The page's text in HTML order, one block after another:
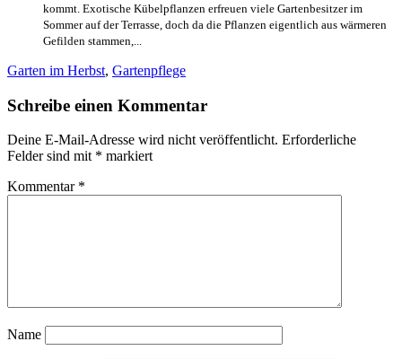
kommt. Exotische Kübelpflanzen erfreuen viele Gartenbesitzer im
Sommer auf der Terrasse, doch da die Pflanzen eigentlich aus wärmeren
Gefilden stammen,...
Garten im Herbst, Gartenpflege
Schreibe einen Kommentar
Deine E-Mail-Adresse wird nicht veröffentlicht. Erforderliche
Felder sind mit * markiert
Kommentar *
Name